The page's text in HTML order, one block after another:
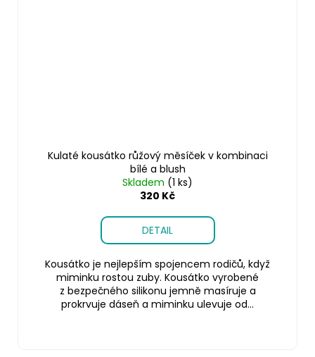
Kulaté kousátko růžový měsíček v kombinaci
bílé a blush
Skladem (1 ks)
320 Kč
DETAIL
Kousátko je nejlepším spojencem rodičů, když
miminku rostou zuby. Kousátko vyrobené
z bezpečného silikonu jemně masíruje a
prokrvuje dáseň a miminku ulevuje od...